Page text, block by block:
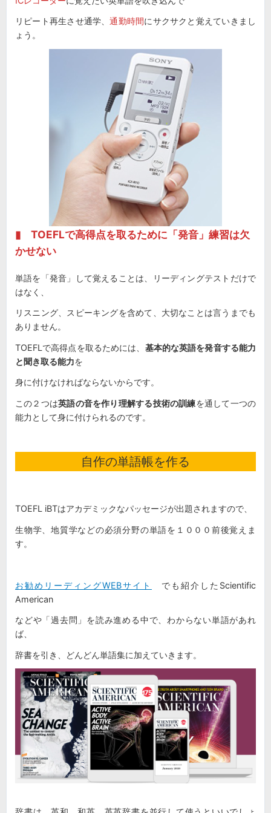
リピート再生させ通学、通勤時間にサクサクと覚えていきまし
ょう。
▮ TOEFLで高得点を取るために「発音」練習は欠
かせない
単語を「発音」して覚えることは、リーディングテストだけで
はなく、
リスニング、スピーキングを含めて、大切なことは言うまでも
ありません。
TOEFLで高得点を取るためには、 基本的な英語を発音する能力
と聞き取る能力を
身に付けなければならないからです。
この２つは英語の音を作り理解する技術の訓練を通して一つの
能力として身に付けられるのです。
自作の単語帳を作る
TOEFL iBTはアカデミックなパッセージが出題されますので、
生物学、地質学などの必須分野の単語を１０００前後覚えま
す。
お勧めリーディングWEBサイト
でも紹介したScientific
American
などや「過去問」を読み進める中で、わからない単語があれ
ば、
辞書を引き、どんどん単語集に加えていきます。